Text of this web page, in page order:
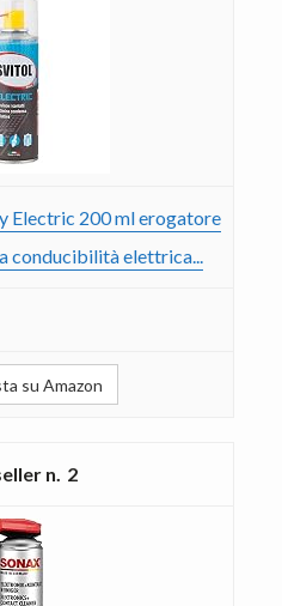
Electric 200 ml erogatore
conducibilità elettrica...
su Amazon
2